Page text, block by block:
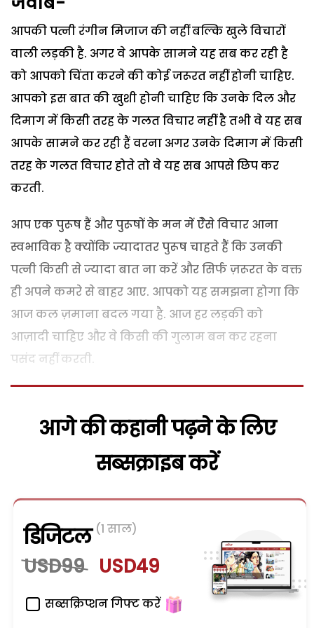
आपकी पत्नी रंगीन मिजाज की नहीं बल्कि खुले विचारों
वाली लड़की है. अगर वे आपके सामने यह सब कर रही है
को आपको चिंता करने की कोई जरूरत नहीं होनी चाहिए.
आपको इस बात की खुशी होनी चाहिए कि उनके दिल और
दिमाग में किसी तरह के गलत विचार नहीं है तभी वे यह सब
आपके सामने कर रही हैं वरना अगर उनके दिमाग में किसी
तरह के गलत विचार होते तो वे यह सब आपसे छिप कर
करती.
आप एक पुरूष हैं और पुरूषों के मन में ऐेसे विचार आना
स्वभाविक है क्योंकि ज्यादातर पुरूष चाहते हैं कि उनकी
पत्नी किसी से ज्यादा बात ना करें और सिर्फ ज़रूरत के वक्त
ही अपने कमरे से बाहर आए. आपको यह समझना होगा कि
आज कल ज़माना बदल गया है. आज हर लड़की को
आज़ादी चाहिए और वे किसी की गुलाम बन कर रहना
पसंद नहीं करती.
आगे की कहानी पढ़ने के लिए
सब्सक्राइब करें
डिजिटल (1 साल)
USD99 USD49
सब्सक्रिप्शन गिफ्ट करें